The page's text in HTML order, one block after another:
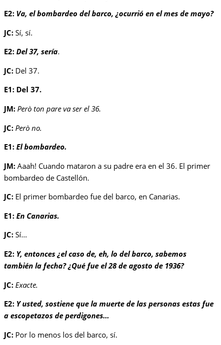
E2: Va, el bombardeo del barco, ¿ocurrió en el mes de mayo?
JC: Sí, sí.
E2: Del 37, sería.
JC: Del 37.
E1: Del 37.
JM: Però ton pare va ser el 36.
JC: Però no.
E1: El bombardeo.
JM: Aaah! Cuando mataron a su padre era en el 36. El primer
bombardeo de Castellón.
JC: El primer bombardeo fue del barco, en Canarias.
E1: En Canarias.
JC: Sí…
E2: Y, entonces ¿el caso de, eh, lo del barco, sabemos
también la fecha? ¿Qué fue el 28 de agosto de 1936?
JC: Exacte.
E2: Y usted, sostiene que la muerte de las personas estas fue
a escopetazos de perdigones…
JC: Por lo menos los del barco, sí.